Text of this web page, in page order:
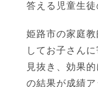
答える児童生徒
姫路市の家庭
してお子さん
見抜き、効果
の結果が成績